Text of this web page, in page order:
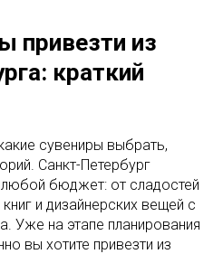
привезти из
краткий
сувениры выбрать,
Санкт-Петербург
любой бюджет: от сладостей
и дизайнерских вещей с
Уже на этапе планирования
вы хотите привезти из